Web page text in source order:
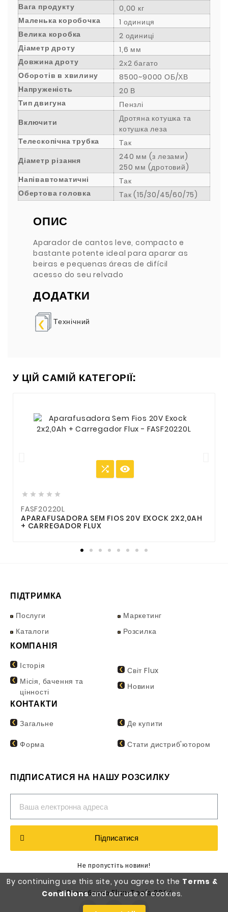
By continuing use this site, you agree to the Terms &
Conditionsand our use of cookies.
Вага продукту
0,00 кг
Маленька коробочка
1 одиниця
Велика коробка
2 одиниці
Діаметр дроту
1,6 мм
Довжина дроту
2х2 багато
Оборотів в хвилину
8500~9000 ОБ/ХВ
Напруженість
20 В
Тип двигуна
Пензлі
Включити
Дротяна котушка та
котушка леза
Телескопічна трубка
Так
Діаметр різання
240 мм (з лезами)
250 мм (дротовий)
Напівавтоматичні
Так
Обертова головка
Так (15/30/45/60/75)
ОПИС
Aparador de cantos leve, compacto e
bastante potente ideal para aparar as
beiras e pequenas áreas de difícil
acesso do seu relvado
ДОДАТКИ
Технічний
У ЦІЙ САМІЙ КАТЕГОРІЇ:
 
    
FASF20220L
APARAFUSADORA SEM FIOS 20V EXOCK 2X2,0AH
+ CARREGADOR FLUX
ПІДТРИМКА
Послуги
Каталоги
Маркетинг
Розсилка
КОМПАНІЯ
Історія
Місія, бачення та
цінності
Світ Flux
Новини
КОНТАКТИ
Загальне
Форма
Де купити
Стати дистриб'ютором
ПІДПИСАТИСЯ НА НАШУ РОЗСИЛКУ
Підписатися
Не пропустіть новини!
Розроблено Flux-Tools 2024